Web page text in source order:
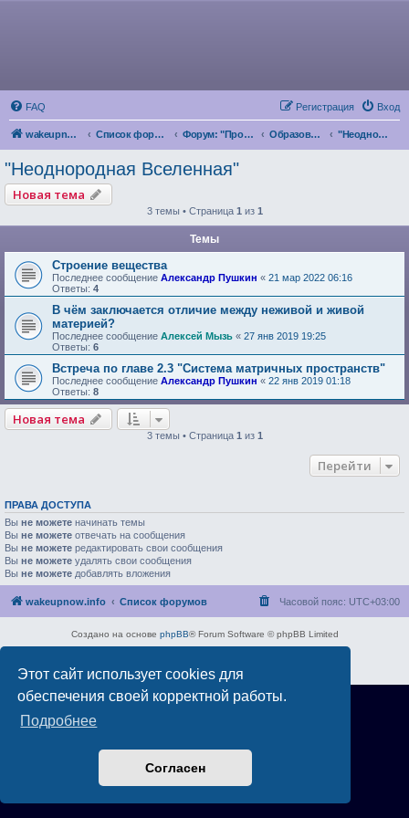
Этот сайт использует cookies для
обеспечения своей корректной работы.
Подробнее
Согласен
FAQ Вход
Регистрация
wakeupnow.info Список форумов Форум: "Пробуждение Разума" Образование и Саморазвитие "Неоднородная Вселенная"
"Неоднородная Вселенная"
Новая тема
3 темы • Страница 1 из 1
Темы
Строение вещества
Последнее сообщение Александр Пушкин « 21 мар 2022 06:16
Ответы: 4
В чём заключается отличие между неживой и живой
материей?
Последнее сообщение Алексей Мызь « 27 янв 2019 19:25
Ответы: 6
Встреча по главе 2.3 "Система матричных пространств"
Последнее сообщение Александр Пушкин « 22 янв 2019 01:18
Ответы: 8
Новая тема
3 темы • Страница 1 из 1
Перейти
ПРАВА ДОСТУПА
Вы не можете начинать темы
Вы не можете отвечать на сообщения
Вы не можете редактировать свои сообщения
Вы не можете удалять свои сообщения
Вы не можете добавлять вложения
wakeupnow.info Список форумов Часовой пояс: UTC+03:00
Создано на основе phpBB® Forum Software © phpBB Limited
Конфиденциальность